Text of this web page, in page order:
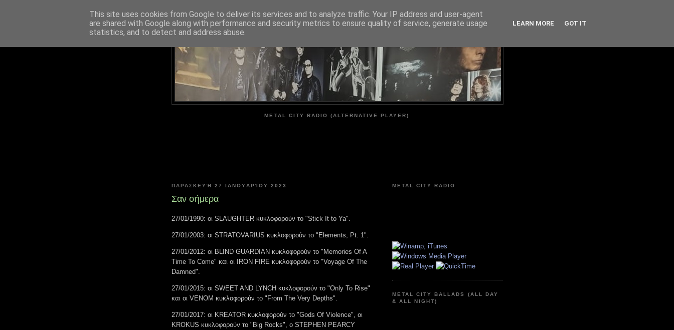
METAL CITY
METAL CITY RADIO (ALTERNATIVE PLAYER)
ΠΑΡΑΣΚΕΥΉ 27 ΙΑΝΟΥΑΡΊΟΥ 2023
Σαν σήμερα
27/01/1990: οι SLAUGHTER κυκλοφορούν το "Stick It to Ya".
27/01/2003: οι STRATOVARIUS κυκλοφορούν το "Elements, Pt. 1".
27/01/2012: οι BLIND GUARDIAN κυκλοφορούν το "Memories Of A
Time To Come" και οι IRON FIRE κυκλοφορούν το "Voyage Of The
Damned".
27/01/2015: οι SWEET AND LYNCH κυκλοφορούν το "Only To Rise"
και οι VENOM κυκλοφορούν το "From The Very Depths".
27/01/2017: οι KREATOR κυκλοφορούν το "Gods Of Violence", οι
KROKUS κυκλοφορούν το "Big Rocks", ο STEPHEN PEARCY
METAL CITY RADIO
METAL CITY BALLADS (ALL DAY
& ALL NIGHT)
This site uses cookies from Google to deliver its services and to analyze traffic. Your IP address and user-agent
are shared with Google along with performance and security metrics to ensure quality of service, generate usage
statistics, and to detect and address abuse.
LEARN MORE GOT IT